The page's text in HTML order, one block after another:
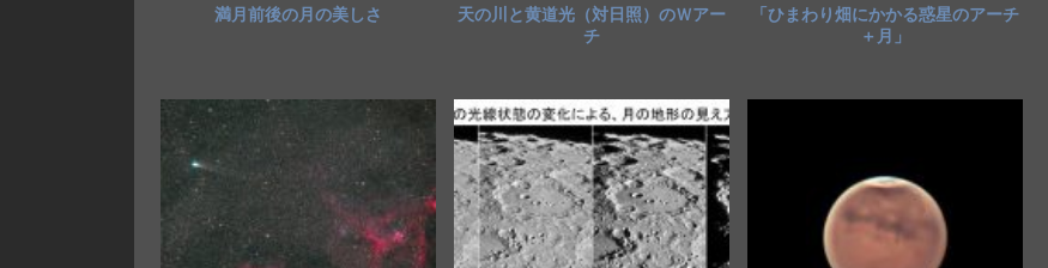
満月前後の月の美しさ
天の川と黄道光（対日照）のＷアー
チ
「ひまわり畑にかかる惑星のアーチ
＋月」